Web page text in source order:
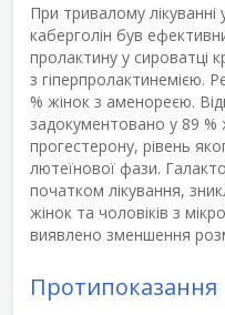
При тривалому
каберголін був
пролактину у сироватці
з гіперпролактинемією.
% жінок з аменореєю.
задокументовано у 89 %
прогестерону, рівень
лютеїнової фази.
початком лікування,
жінок та чоловіків з
виявлено зменшення
Протипоказання